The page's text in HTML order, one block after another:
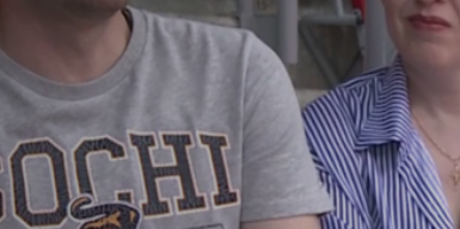
Салават Юлаев
Сибирь